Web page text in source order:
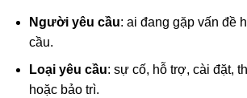
Người yêu cầu: ai đang gặp vấn đề
cầu.
Loại yêu cầu: sự cố, hỗ trợ, cài đặt,
hoặc bảo trì.